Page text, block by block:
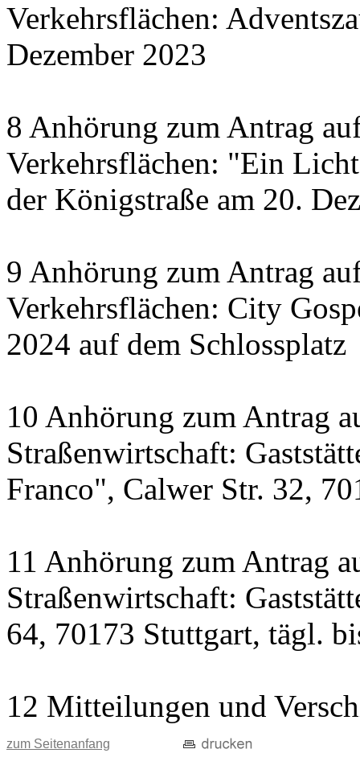
Verkehrsflächen:
Dezember 2023
8 Anhörung zum Antrag
Verkehrsflächen: "Ein
der Königstraße am 20.
9 Anhörung zum Antrag
Verkehrsflächen: City
2024 auf dem Schlossplatz
10 Anhörung zum Antrag
Straßenwirtschaft:
Franco", Calwer Str. 32,
11 Anhörung zum Antrag
Straßenwirtschaft:
64, 70173 Stuttgart, tägl.
12 Mitteilungen und
zum Seitenanfang